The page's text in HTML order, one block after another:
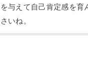
を与えて自己肯定感を育
さいね。